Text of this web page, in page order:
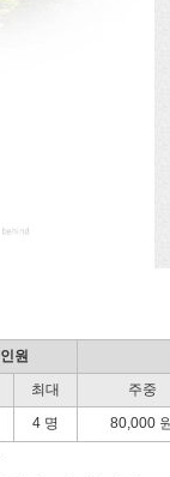
인원
최대
주중
4 명
80,000